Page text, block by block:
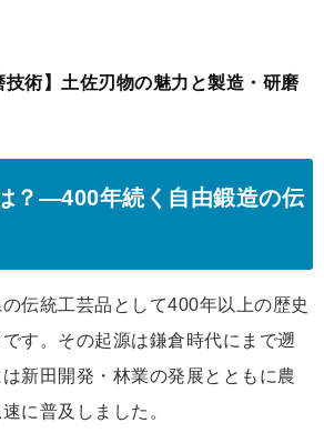
術】土佐刃物の魅力と製造・研磨
？―400年続く自由鍛造の伝
伝統工芸品として400年以上の歴史
す。その起源は鎌倉時代にまで遡
新田開発・林業の発展とともに農
に普及しました。